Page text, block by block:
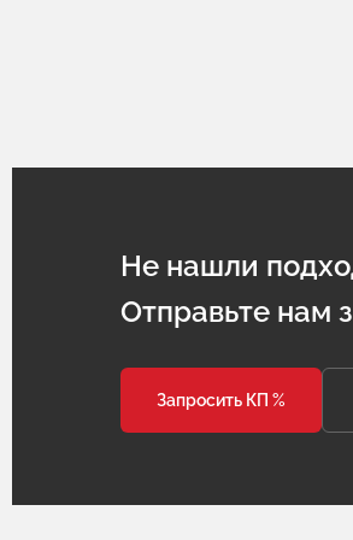
Не нашли
Отправьте нам
Запросить КП %